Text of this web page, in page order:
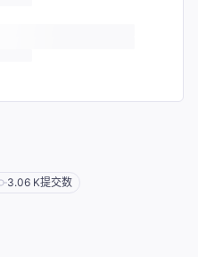
3.06 K提交数